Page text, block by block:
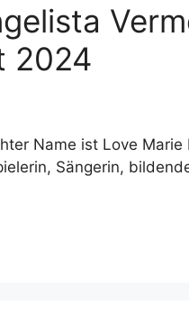
2024
Name ist Love
Sängerin,